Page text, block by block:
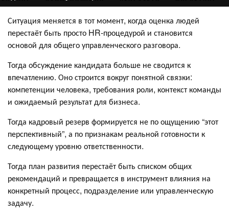
Ситуация меняется в тот момент, когда оценка людей
перестаёт быть просто HR-процедурой и становится
основой для общего управленческого разговора.
Тогда обсуждение кандидата больше не сводится к
впечатлению. Оно строится вокруг понятной связки:
компетенции человека, требования роли, контекст команды
и ожидаемый результат для бизнеса.
Тогда кадровый резерв формируется не по ощущению “этот
перспективный”, а по признакам реальной готовности к
следующему уровню ответственности.
Тогда план развития перестаёт быть списком общих
рекомендаций и превращается в инструмент влияния на
конкретный процесс, подразделение или управленческую
задачу.